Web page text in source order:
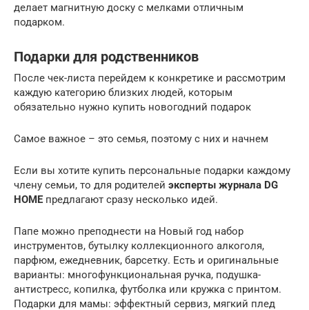
делает магнитную доску с мелками отличным
подарком.
Подарки для родственников
После чек-листа перейдем к конкретике и рассмотрим
каждую категорию близких людей, которым
обязательно нужно купить новогодний подарок
Самое важное – это семья, поэтому с них и начнем
Если вы хотите купить персональные подарки каждому
члену семьи, то для родителей эксперты журнала DG
HOME предлагают сразу несколько идей.
Папе можно преподнести на Новый год набор
инструментов, бутылку коллекционного алкоголя,
парфюм, ежедневник, барсетку. Есть и оригинальные
варианты: многофункциональная ручка, подушка-
антистресс, копилка, футболка или кружка с принтом.
Подарки для мамы: эффектный сервиз, мягкий плед